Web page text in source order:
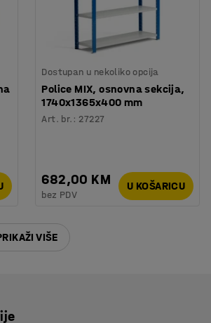
Dostupan u nekoliko opcija
Police MIX, osnovna sekcija,
1740x1365x400 mm
Art. br. : 27227
682,00 KM
bez PDV
U KOŠARICU
VIŠE